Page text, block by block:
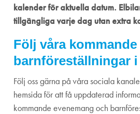
kalender för aktuella datum.
tillgängliga varje dag utan extra
Följ våra kommande
barnföreställningar
Följ oss gärna på våra sociala
hemsida för att få uppdaterad
kommande evenemang och